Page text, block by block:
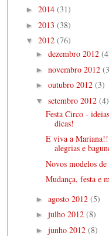
► 2014 (31)
► 2013 (38)
▼ 2012 (76)
► dezembro 2012
► novembro 2012
► outubro 2012 (3)
▼ setembro 2012 (4)
Festa Circo -
dicas!
E viva a
alegrias e
Novos modelos
Mudança, festa e
► agosto 2012 (5)
► julho 2012 (8)
► junho 2012 (8)